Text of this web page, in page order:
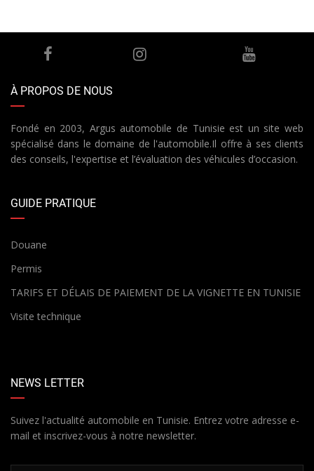
À PROPOS DE NOUS
Fondé en 2003, Argus automobile de Tunisie est un site web
spécialisé dans le domaine de l'automobile.Il offre à ses clients
des conseils, l'expertise et l’évaluation des véhicules d’occasion.
GUIDE PRATIQUE
Douane
Permis
TARIFS ET DÉLAIS DE PAIEMENT DE LA VIGNETTE EN TUNISIE
Visite technique
NEWS LETTER
Suivez l'actualité automobile en Tunisie. Entrez votre adresse e-
mail et inscrivez-vous à notre newsletter.